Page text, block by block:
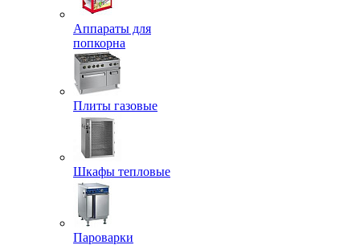
Аппараты для
попкорна
Плиты газовые
Шкафы тепловые
Пароварки